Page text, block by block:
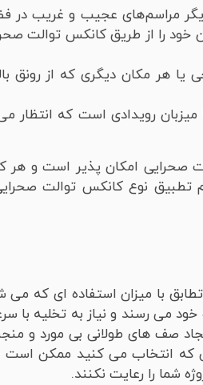
مراسم‌های عجیب و غریب در
خود را از طریق کانکس توالت
یا هر مکان دیگری که از رونق
رویدادی است که انتظار
صحرایی امکان پذیر است و هر
تطبیق نوع کانکس توالت
با میزان استفاده ای که می
می رسند و نیاز به تخلیه با
صف های طولانی بی مورد و
که انتخاب می کنید ممکن است
شما را رعایت نکنند.